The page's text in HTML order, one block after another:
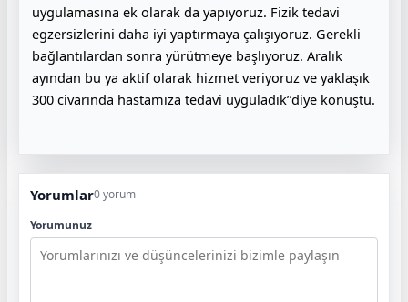
uygulamasına ek olarak da yapıyoruz. Fizik tedavi
egzersizlerini daha iyi yaptırmaya çalışıyoruz. Gerekli
bağlantılardan sonra yürütmeye başlıyoruz. Aralık
ayından bu ya aktif olarak hizmet veriyoruz ve yaklaşık
300 civarında hastamıza tedavi uyguladık’’diye konuştu.
Yorumlar0 yorum
Yorumunuz